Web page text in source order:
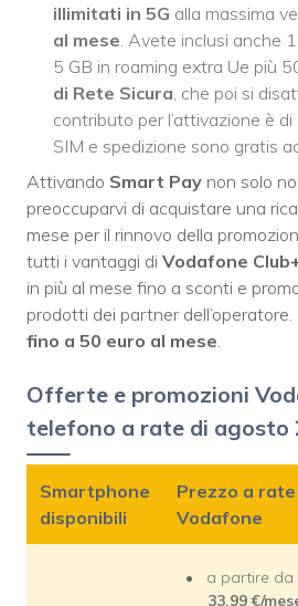
illimitati in 5G alla massima
al mese. Avete inclusi anche
5 GB in roaming extra Ue più
di Rete Sicura, che poi si
contributo per l’attivazione è di
SIM e spedizione sono gratis
Attivando Smart Pay non solo
preoccuparvi di acquistare una
mese per il rinnovo della
tutti i vantaggi di Vodafone
in più al mese fino a sconti e
prodotti dei partner
fino a 50 euro al mese.
Offerte e promozioni
telefono a rate di agosto
Smartphone
disponibili
Prezzo a rate
Vodafone
a partire da
33,99 €/